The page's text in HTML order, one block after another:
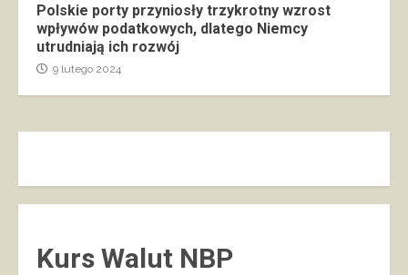
Polskie porty przyniosły trzykrotny wzrost
wpływów podatkowych, dlatego Niemcy
utrudniają ich rozwój
9 lutego 2024
Kurs Walut NBP